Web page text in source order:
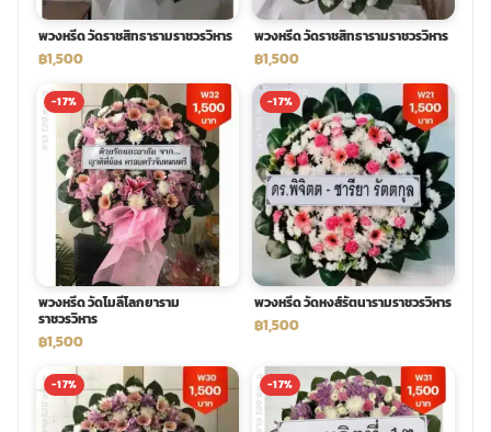
พวงหรีด วัดราชสิทธารามราชวรวิหาร
฿1,500
พวงหรีด วัดราชสิทธารามราชวรวิหาร
฿1,500
-17%
พวงหรีด วัดโมลีโลกยาราม
ราชวรวิหาร
฿1,500
-17%
พวงหรีด วัดหงส์รัตนารามราชวรวิหาร
฿1,500
-17% -17%